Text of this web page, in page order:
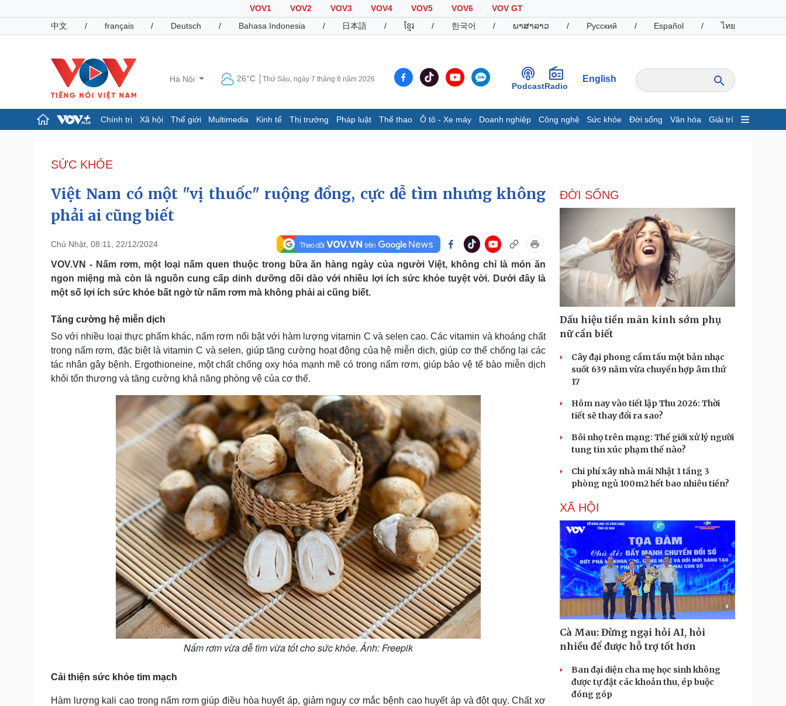
VOV1 VOV2 VOV3 VOV4 VOV5 VOV6
VOV GT
中文
/ français / Deutsch / Bahasa Indonesia / 日本語 / ខ្មែរ / 한국어 / ພາສາລາວ / Русский / Español / ไทย
Hà Nội 26°C Thứ Sáu, ngày 7 tháng 8 năm 2026
PodcastRadio
English
Chính trị Xã hội Thế giới Multimedia Kinh tế Thị trường Pháp luật Thể thao Ô tô - Xe máy Doanh nghiệp Công nghệ Sức khỏe Đời sống Văn hóa Giải trí
Đảng
Tổ chức nhân sự
Nhận diện sự thật
Dấu ấn VOV
Việc làm
Biển đảo
E-Magazine
Infographic
Giá cà phê
Pháp luật
Tin nóng
Tư vấn luật
Việt Nam
Phân tích
Thể thao
Lịch thi đấu bóng đá
Thế giới thể thao
eSports
Ô tô - Xe máy
Xe máy
Tư vấn
Doanh nghiệp
Thông tin doanh nghiệp
Doanh nghiệp 24h
Doanh nhân
Vì cộng đồng
Công nghệ
Sành điệu
Tin Công nghệ
Trải nghiệm
Chuyển đổi số
Sức khỏe
Dinh dưỡng - món ngon
Cây thuốc
Sản phụ khoa
Nhi khoa
Làm đẹp - giảm cân
Ăn sạch sống khỏe
Nhà đẹp
Blog
Tình yêu - Gia đình
Sân khấu - Điện ảnh
Văn học
Âm nhạc
Di sản
Nghệ sĩ
Thời trang
Sao Việt
Tư vấn
Săn Tour
check-in
Podcast
Đọc truyện đêm khuya
Cửa sổ tình yêu
SỨC KHỎE
Việt Nam có một "vị thuốc" ruộng đồng, cực dễ tìm nhưng không
phải ai cũng biết
Chủ Nhật, 08:11, 22/12/2024
VOV.VN - Nấm rơm, một loại nấm quen thuộc trong bữa ăn hàng ngày của người Việt, không chỉ là món ăn
ngon miệng mà còn là nguồn cung cấp dinh dưỡng dồi dào với nhiều lợi ích sức khỏe tuyệt vời. Dưới đây là
một số lợi ích sức khỏe bất ngờ từ nấm rơm mà không phải ai cũng biết.
Tăng cường hệ miễn dịch
So với nhiều loại thực phẩm khác, nấm rơm nổi bật với hàm lượng vitamin C và selen cao. Các vitamin và khoáng chất
trong nấm rơm, đặc biệt là vitamin C và selen, giúp tăng cường hoạt động của hệ miễn dịch, giúp cơ thể chống lại các
tác nhân gây bệnh. Ergothioneine, một chất chống oxy hóa mạnh mẽ có trong nấm rơm, giúp bảo vệ tế bào miễn dịch
khỏi tổn thương và tăng cường khả năng phòng vệ của cơ thể.
Nấm rơm vừa dễ tìm vừa tốt cho sức khỏe. Ảnh: Freepik
Cải thiện sức khỏe tim mạch
Hàm lượng kali cao trong nấm rơm giúp điều hòa huyết áp, giảm nguy cơ mắc bệnh cao huyết áp và đột quỵ. Chất xơ
ĐỜI SỐNG
Dấu hiệu tiền mãn kinh sớm phụ
nữ cần biết
Cây đại phong cầm tấu một bản nhạc
suốt 639 năm vừa chuyển hợp âm thứ
17
Hôm nay vào tiết lập Thu 2026: Thời
tiết sẽ thay đổi ra sao?
Bôi nhọ trên mạng: Thế giới xử lý người
tung tin xúc phạm thế nào?
Chi phí xây nhà mái Nhật 1 tầng 3
phòng ngủ 100m2 hết bao nhiêu tiền?
XÃ HỘI
Cà Mau: Đừng ngại hỏi AI, hỏi
nhiều để được hỗ trợ tốt hơn
Ban đại diện cha mẹ học sinh không
được tự đặt các khoản thu, ép buộc
đóng góp